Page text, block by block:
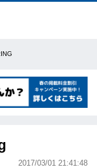
2017/03/01 21:41:48